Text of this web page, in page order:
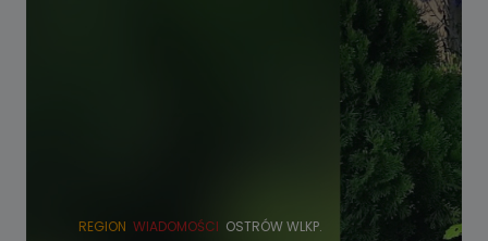
REGION WIADOMOŚCI OSTRÓW WLKP.